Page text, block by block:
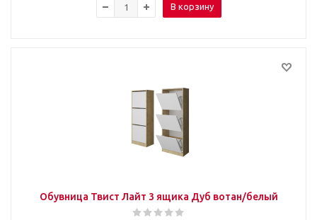
В корзину
Обувница Твист Лайт 3 ящика Дуб вотан/белый